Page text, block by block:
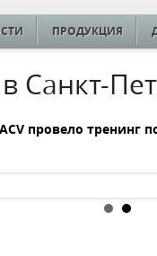
ПРОДУКЦИЯ
Санкт-
провело тренинг